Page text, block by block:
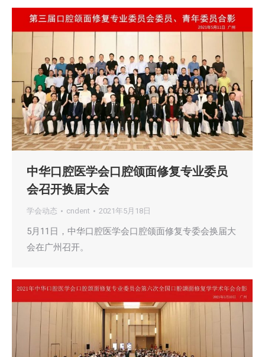
中华口腔医学会口腔颌面修复专业委员
会召开换届大会
学会动态 cndent 2021年5月18日
5月11日，中华口腔医学会口腔颌面修复专委会换届大
会在广州召开。